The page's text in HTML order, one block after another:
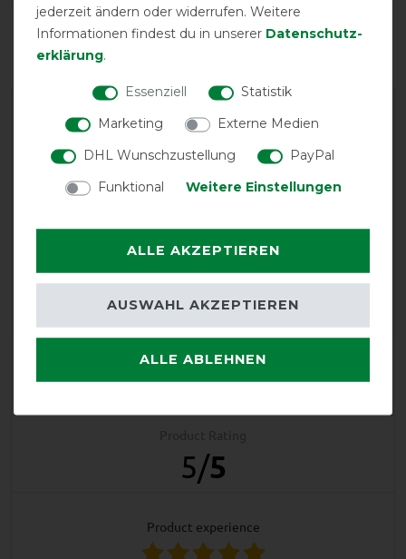
Reißfestigkeit Wasserdichtigkeit
EXCELLENT
Product Reviews
5
5/5
product experience
jederzeit ändern oder widerrufen. Weitere
Informationen findest du in unserer Daten­schutz­
erklärung.
Essenziell
Statistik
Marketing
Externe Medien
DHL Wunschzustellung
PayPal
Funktional
Weitere Einstellungen
ALLE AKZEPTIEREN
ALLE ABLEHNEN
AUSWAHL AKZEPTIEREN